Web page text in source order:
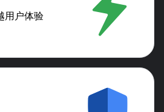
用户体验